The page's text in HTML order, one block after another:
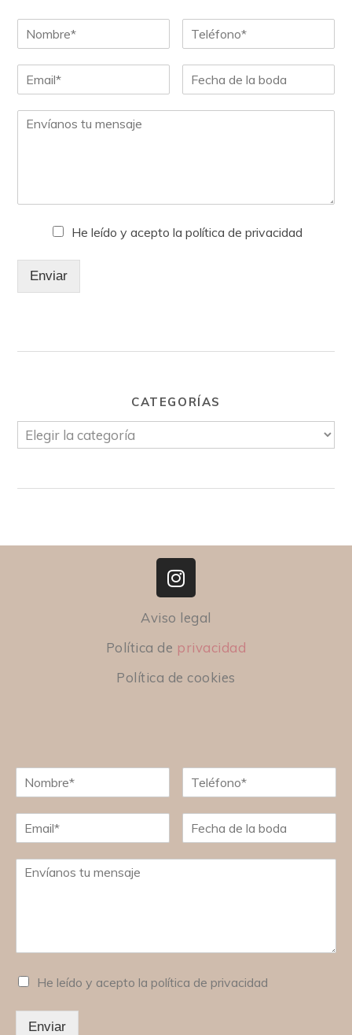
He leído y acepto la política de privacidad
Enviar
CATEGORÍAS
Aviso legal
Política de privacidad
Política de cookies
He leído y acepto la política de privacidad
Enviar